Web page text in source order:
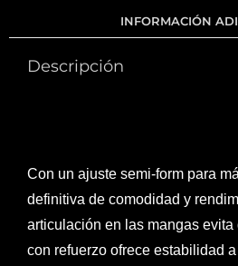
INFORMACIÓN
Descripción
Con un ajuste semi-form para
definitiva de comodidad y
articulación en las mangas
con refuerzo ofrece estabilidad